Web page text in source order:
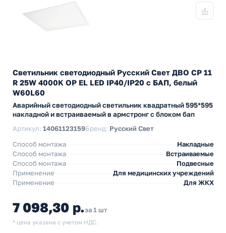
Светильник светодиодный Русский Свет ДВО CP 11
R 25W 4000K OP EL LED IP40/IP20 с БАП, белый
W60L60
Аварийный светодиодный светильник квадратный 595*595
накладной и встраиваемый в армстронг с блоком бап
Артикул: 14061123159Бренд: Русский Свет
Способ монтажа
Накладные
Способ монтажа
Встраиваемые
Способ монтажа
Подвесные
Применение
Для медицинских учреждений
Применение
Для ЖКХ
7 098,30 р.за 1 шт
* цена указана с учетом НДС.